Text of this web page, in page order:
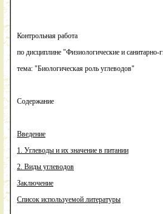
Контрольная работа
по дисциплине "Физиологические и санитарно-
тема: "Биологическая роль углеводов"
Содержание
Введение
1. Углеводы и их значение в питании
2. Виды углеводов
Заключение
Список используемой литературы